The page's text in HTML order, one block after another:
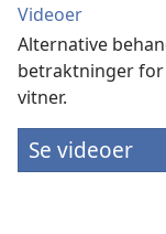
Videoer
Alternative
betraktninger for
vitner.
Se videoer